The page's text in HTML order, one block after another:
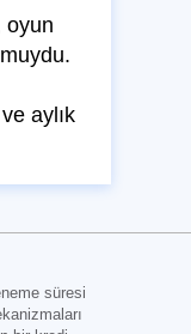
oyun
aylık
süresi